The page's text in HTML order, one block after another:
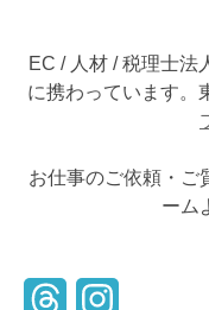
EC / 人材 / 税理士法
に携わっています。
お仕事のご依頼・ご
ーム